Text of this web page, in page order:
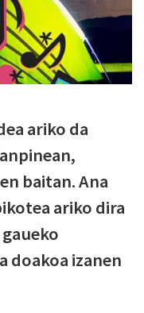
ariko da
baitan. Ana
ariko dira
doakoa izanen